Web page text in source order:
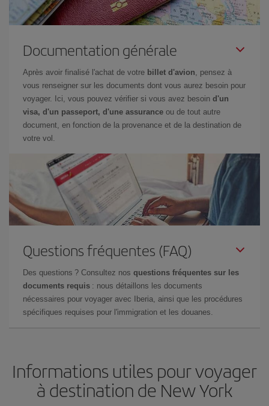
Documentation générale
Après avoir finalisé l'achat de votre billet d'avion, pensez à
vous renseigner sur les documents dont vous aurez besoin pour
voyager. Ici, vous pouvez vérifier si vous avez besoin d'un
visa, d'un passeport, d'une assurance ou de tout autre
document, en fonction de la provenance et de la destination de
votre vol.
Questions fréquentes (FAQ)
Des questions ? Consultez nos questions fréquentes sur les
documents requis : nous détaillons les documents
nécessaires pour voyager avec Iberia, ainsi que les procédures
spécifiques requises pour l'immigration et les douanes.
Informations utiles pour voyager
à destination de New York